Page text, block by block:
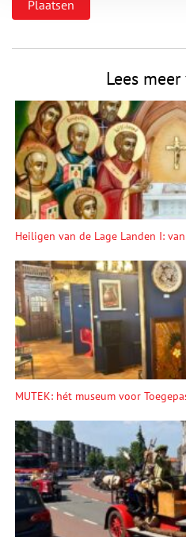
Lees
Heiligen van de Lage Landen I:
MUTEK: hét museum voor